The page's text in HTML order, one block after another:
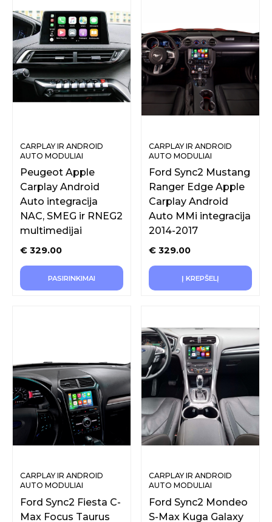
CARPLAY IR ANDROID
AUTO MODULIAI
Peugeot Apple
Carplay Android
Auto integracija
NAC, SMEG ir RNEG2
multimedijai
€ 329.00
PASIRINKIMAI
CARPLAY IR ANDROID
AUTO MODULIAI
Ford Sync2 Mustang
Ranger Edge Apple
Carplay Android
Auto MMi integracija
2014-2017
€ 329.00
Į KREPŠELĮ
CARPLAY IR ANDROID
AUTO MODULIAI
Ford Sync2 Fiesta C-
Max Focus Taurus
CARPLAY IR ANDROID
AUTO MODULIAI
Ford Sync2 Mondeo
S-Max Kuga Galaxy